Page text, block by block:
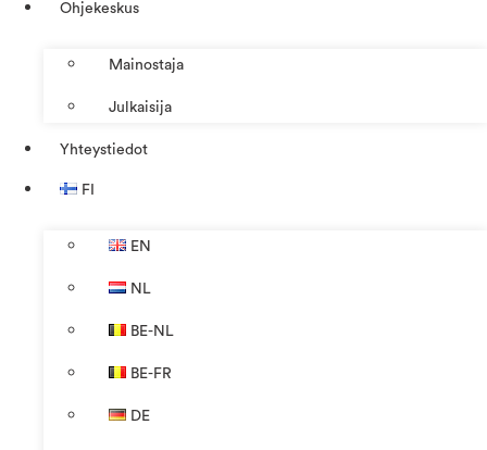
Ohjekeskus
Mainostaja
Julkaisija
Yhteystiedot
FI
EN
NL
BE-NL
BE-FR
DE